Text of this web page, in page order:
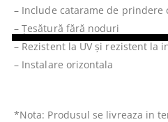
– Include catarame de prindere
– Țesătură fără noduri
– Rezistent la UV și rezistent la
– Instalare orizontala
*Nota: Produsul se livreaza in